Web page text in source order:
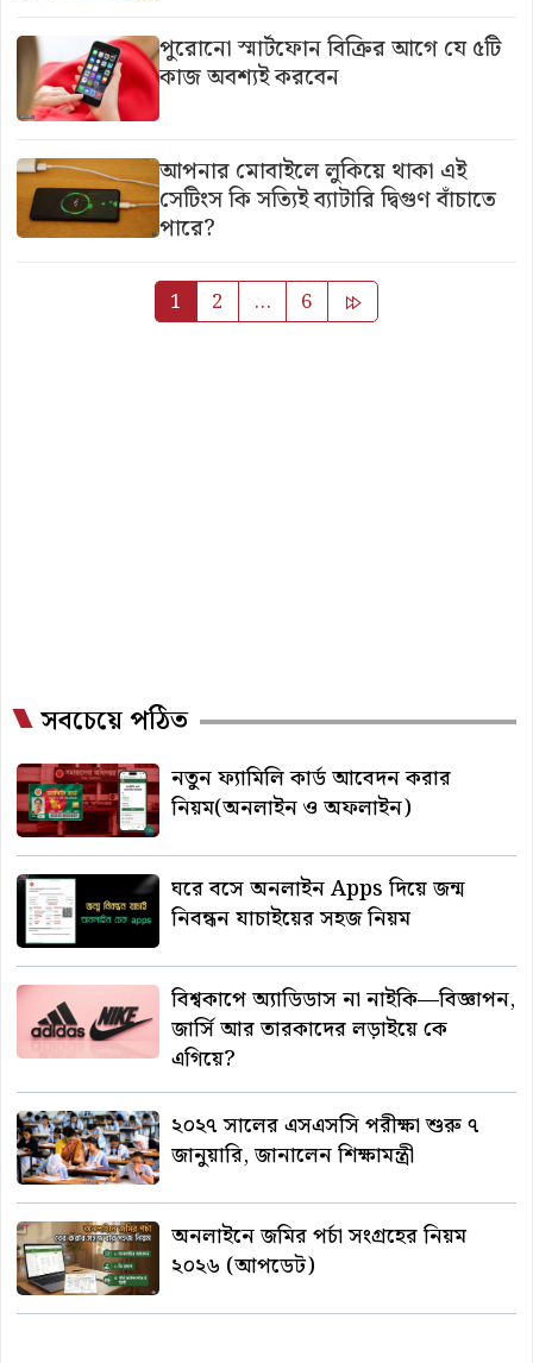
পুরোনো স্মার্টফোন বিক্রির আগে যে ৫টি
কাজ অবশ্যই করবেন
আপনার মোবাইলে লুকিয়ে থাকা এই
সেটিংস কি সত্যিই ব্যাটারি দ্বিগুণ বাঁচাতে
পারে?
Posts
pagination
1 2 … 6
সবচেয়ে পঠিত
নতুন ফ্যামিলি কার্ড আবেদন করার
নিয়ম(অনলাইন ও অফলাইন)
ঘরে বসে অনলাইন Apps দিয়ে জন্ম
নিবন্ধন যাচাইয়ের সহজ নিয়ম
বিশ্বকাপে অ্যাডিডাস না নাইকি—বিজ্ঞাপন,
জার্সি আর তারকাদের লড়াইয়ে কে
এগিয়ে?
২০২৭ সালের এসএসসি পরীক্ষা শুরু ৭
জানুয়ারি, জানালেন শিক্ষামন্ত্রী
অনলাইনে জমির পর্চা সংগ্রহের নিয়ম
২০২৬ (আপডেট)